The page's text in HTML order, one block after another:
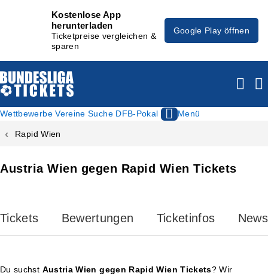
Kostenlose App
herunterladen
Ticketpreise vergleichen &
sparen
Google Play öffnen
Wettbewerbe Vereine Suche DFB-Pokal Menü
Austria Wien gegen Rapid Wien Tickets
Rapid Wien
Tickets Bewertungen Ticketinfos News
Du suchst Austria Wien gegen Rapid Wien Tickets? Wir